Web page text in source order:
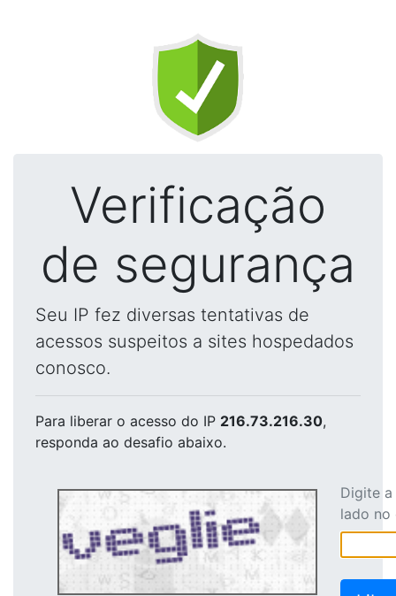
Verificação
de segurança
Seu IP fez diversas tentativas de
acessos suspeitos a sites hospedados
conosco.
Para liberar o acesso do IP 216.73.216.30,
responda ao desafio abaixo.
Digite
lado no